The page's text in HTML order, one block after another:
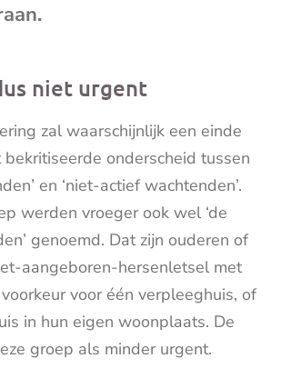
niet urgent
zal waarschijnlijk een einde
bekritiseerde onderscheid tussen
en ‘niet-actief wachtenden’.
werden vroeger ook wel ‘de
genoemd. Dat zijn ouderen of
aangeboren-hersenletsel met
voor één verpleeghuis, of
in hun eigen woonplaats. De
groep als minder urgent.